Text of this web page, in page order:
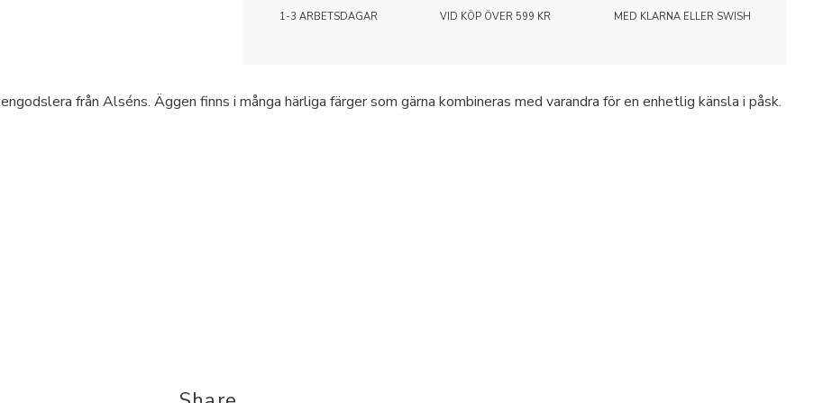
1-3 ARBETSDAGAR
VID KÖP ÖVER 599 KR
MED KLARNA ELLER SWISH
från Alséns. Äggen finns i många härliga färger som gärna kombineras med varandra för en enhetlig känsla i påsk.